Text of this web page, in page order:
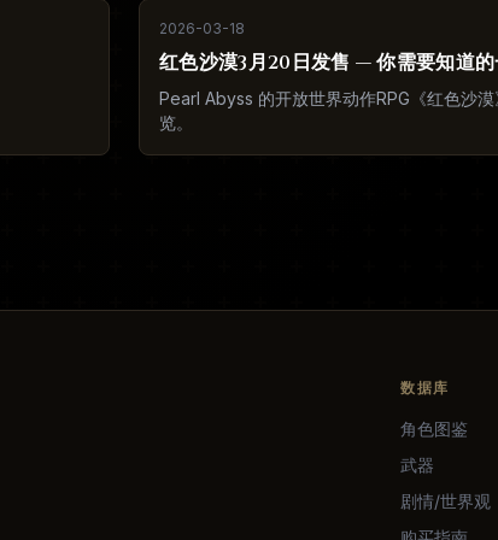
2026-03-18
红色沙漠3月20日发售 — 你需要知道
Pearl Abyss 的开放世界动作RPG《红色沙
览。
数据库
角色图鉴
武器
剧情/世界观